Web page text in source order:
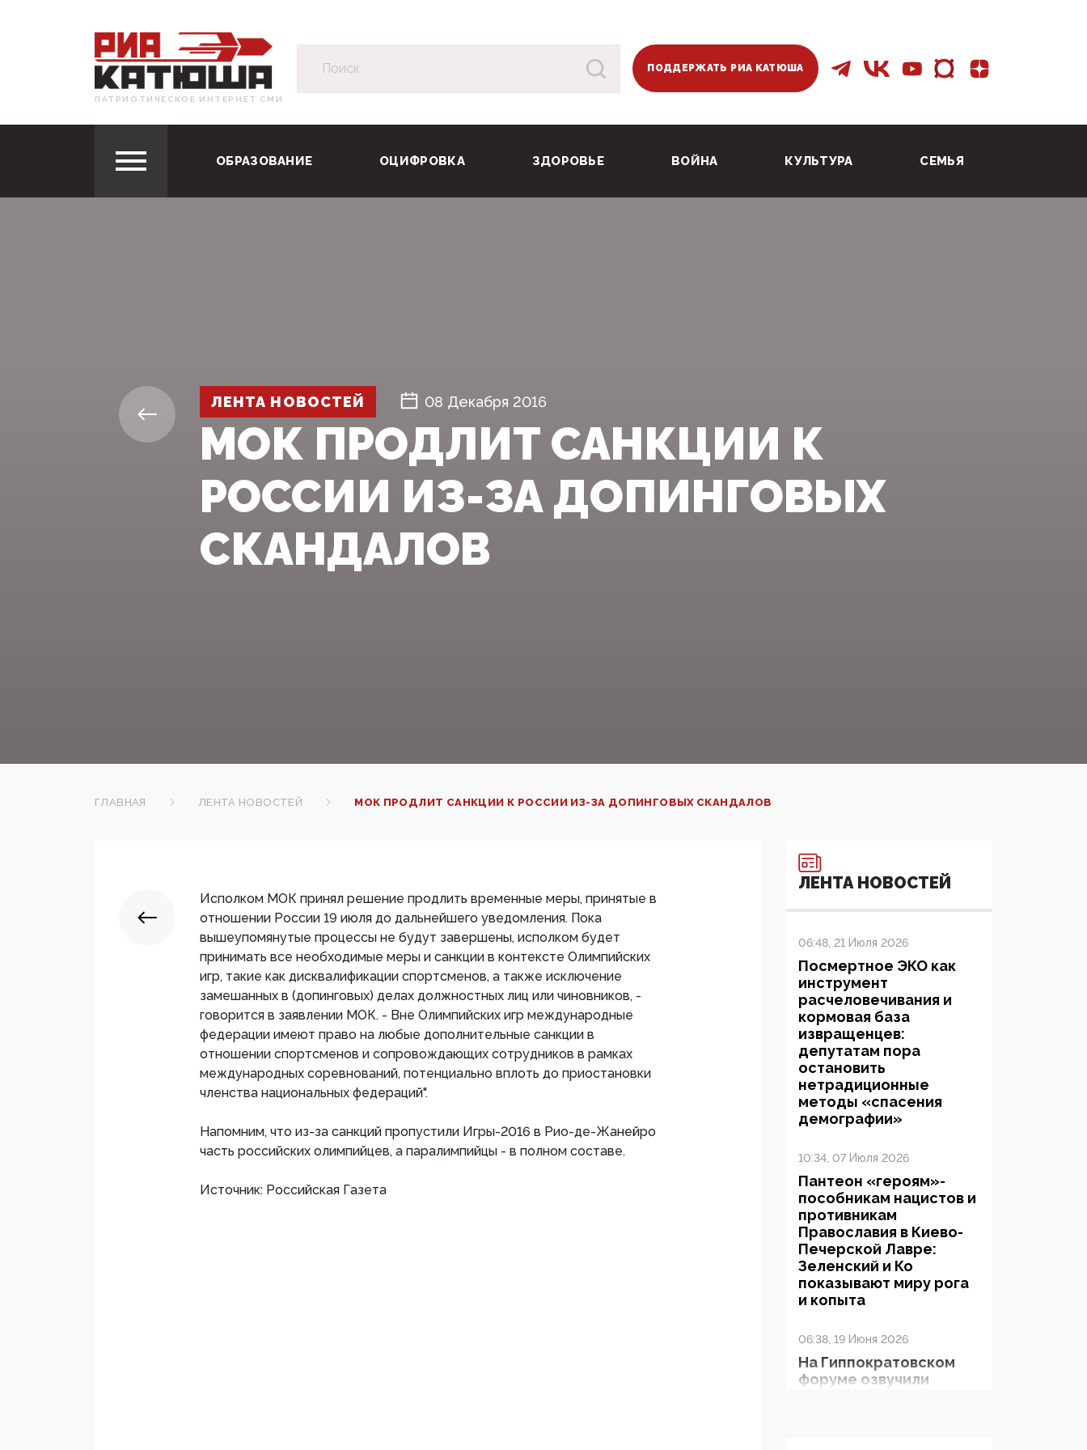
ПАТРИОТИЧЕСКОЕ ИНТЕРНЕТ СМИ
ПОДДЕРЖАТЬ РИА КАТЮША
ОБРАЗОВАНИЕ ОЦИФРОВКА ЗДОРОВЬЕ ВОЙНА КУЛЬТУРА СЕМЬЯ
ЛЕНТА НОВОСТЕЙ 08 Декабря 2016
МОК ПРОДЛИТ САНКЦИИ К
РОССИИ ИЗ-ЗА ДОПИНГОВЫХ
СКАНДАЛОВ‍
ГЛАВНАЯ ЛЕНТА НОВОСТЕЙ МОК ПРОДЛИТ САНКЦИИ К РОССИИ ИЗ-ЗА ДОПИНГОВЫХ СКАНДАЛОВ‍
Исполком МОК принял решение продлить временные меры, принятые в
отношении России 19 июля до дальнейшего уведомления. Пока
вышеупомянутые процессы не будут завершены, исполком будет
принимать все необходимые меры и санкции в контексте Олимпийских
игр, такие как дисквалификации спортсменов, а также исключение
замешанных в (допинговых) делах должностных лиц или чиновников, -
говорится в заявлении МОК. - Вне Олимпийских игр международные
федерации имеют право на любые дополнительные санкции в
отношении спортсменов и сопровождающих сотрудников в рамках
международных соревнований, потенциально вплоть до приостановки
членства национальных федераций".
Напомним, что из-за санкций пропустили Игры-2016 в Рио-де-Жанейро
часть российских олимпийцев, а паралимпийцы - в полном составе.
Источник: Российская Газета
ЛЕНТА НОВОСТЕЙ
06:48, 21 Июля 2026
Посмертное ЭКО как
инструмент
расчеловечивания и
кормовая база
извращенцев:
депутатам пора
остановить
нетрадиционные
методы «спасения
демографии»
10:34, 07 Июля 2026
Пантеон «героям»-
пособникам нацистов и
противникам
Православия в Киево-
Печерской Лавре:
Зеленский и Ко
показывают миру рога
и копыта
06:38, 19 Июня 2026
На Гиппократовском
форуме озвучили